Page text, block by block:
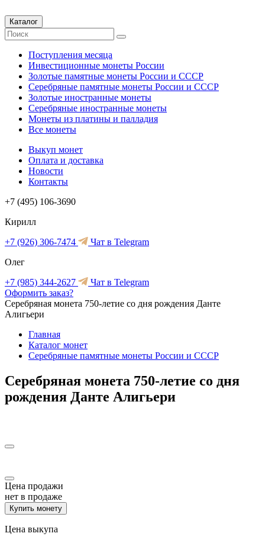
Каталог
Поступления месяца
Инвестиционные монеты России
Золотые памятные монеты России и СССР
Серебряные памятные монеты России и СССР
Золотые иностранные монеты
Серебряные иностранные монеты
Монеты из платины и палладия
Все монеты
Выкуп монет
Оплата и доставка
Новости
Контакты
+7 (495) 106-3690
Кирилл
+7 (926) 306-7474
Чат в Telegram
Олег
+7 (985) 344-2627
Чат в Telegram
Оформить заказ?
Серебряная монета 750-летие со дня рождения Данте
Алигьери
Главная
Каталог монет
Серебряные памятные монеты России и СССР
Серебряная монета 750-летие со дня
рождения Данте Алигьери
Цена продажи
нет в продаже
Купить монету
Цена выкупа